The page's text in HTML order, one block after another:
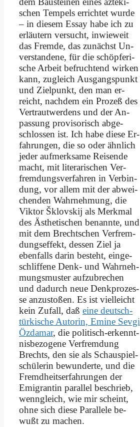
schen Tem­pels er­rich­tet wur­de
– in die­sem Es­say ha­be ich zu
er­läu­tern ver­sucht, in­wie­weit
das Frem­de, das zu­nächst Un­
ver­stan­de­ne, für die schöp­fe­ri­
sche Ar­beit be­fruch­tend wir­ken
kann, zu­gleich Aus­gangs­punkt
und Ziel­punkt, den man er­
reicht, nach­dem ein Pro­zeß des
Ver­traut­wer­dens und der An­
pas­sung pro­vi­so­risch ab­ge­
schlos­sen ist. Ich ha­be die­se Er­
fah­run­gen, die so oder ähn­lich
je­der auf­merk­sa­me Rei­sen­de
macht, mit li­te­ra­ri­schen Ver­
frem­dungs­ver­fah­ren in Ver­bin­
dung, vor al­lem mit der ab­wei­
chen­den Wahr­neh­mung, die
Vik­tor Šk­lov­skij als Merk­mal
des Äs­the­ti­schen be­nann­te, und
mit dem Brecht­schen Ver­frem­
dungs­ef­fekt, des­sen Ziel ja
eben­falls dar­in be­steht, ein­ge­
schlif­fe­ne Denk- und Wahr­neh­
mungs­mu­ster auf­zu­bre­chen
und da­durch neue Denk­pro­zes­
se anzu­stoßen. Es ist viel­leicht
kein Zu­fall, daß ei­ne deutsch-
tür­ki­sche Au­torin, Emi­ne Sev­gi
Öz­da­mar, die po­li­tisch-er­kennt­
nis­be­zo­ge­ne Ver­frem­dung
Brechts, den sie als Schauspiel­
schülerin be­wun­der­te, und die
Fremd­heits­er­fah­run­gen der
Emi­gran­tin par­al­lel be­schrieb,
wenn­gleich, wie mir scheint,
oh­ne sich die­se Par­al­le­le be­
wußt zu ma­chen.